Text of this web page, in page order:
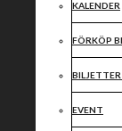
KALENDER
FÖRKÖP
EVENT